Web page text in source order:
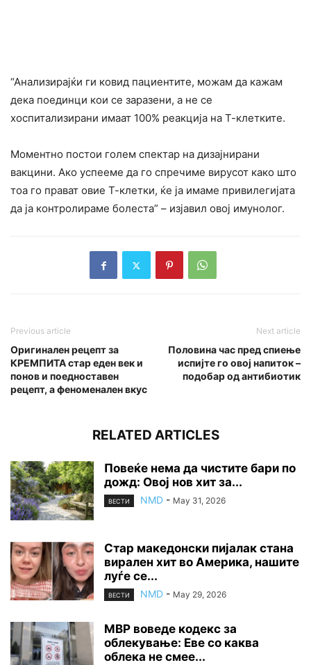
“Анализирајќи ги ковид пациентите, можам да кажам
дека поединци кои се заразени, а не се
хоспитализирани имаат 100% реакција на Т-клетките.
Моментно постои голем спектар на дизајнирани
вакцини. Ако успееме да го спречиме вирусот како што
тоа го прават овие Т-клетки, ќе ја имаме привилегијата
да ја контролираме болеста” – изјавил овој имунолог.
Previous article
Оригинален рецепт за
КРЕМПИТА стар еден век и
понов и поедноставен
рецепт, а феноменален вкус
Next article
Половина час пред спиење
испијте го овој напиток –
подобар од антибиотик
RELATED ARTICLES
Повеќе нема да чистите бари по
дожд: Овој нов хит за...
ВЕСТИ NMD - May 31, 2026
Стар македонски пијалак стана
вирален хит во Америка, нашите
луѓе се...
ВЕСТИ NMD - May 29, 2026
МВР воведе кодекс за
облекување: Еве со каква
облека не смее...